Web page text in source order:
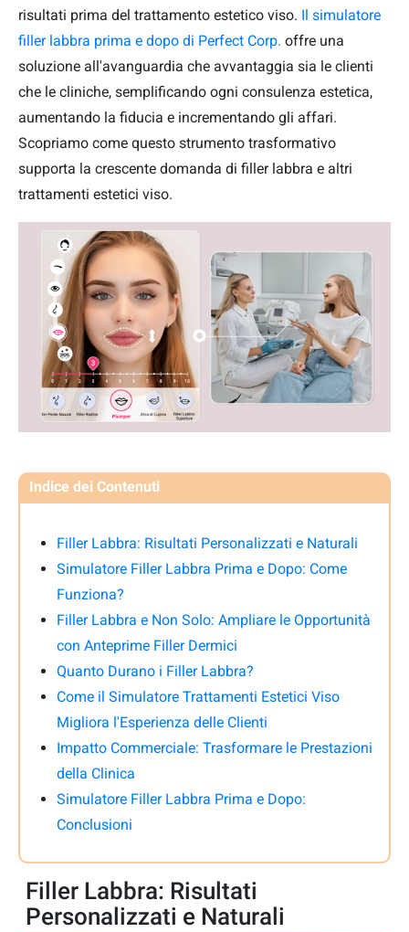
risultati prima del trattamento estetico viso. Il simulatore
filler labbra prima e dopo di Perfect Corp. offre una
soluzione all'avanguardia che avvantaggia sia le clienti
che le cliniche, semplificando ogni consulenza estetica,
aumentando la fiducia e incrementando gli affari.
Scopriamo come questo strumento trasformativo
supporta la crescente domanda di filler labbra e altri
trattamenti estetici viso.
Indice dei Contenuti
Filler Labbra: Risultati Personalizzati e Naturali
Simulatore Filler Labbra Prima e Dopo: Come
Funziona?
Filler Labbra e Non Solo: Ampliare le Opportunità
con Anteprime Filler Dermici
Quanto Durano i Filler Labbra?
Come il Simulatore Trattamenti Estetici Viso
Migliora l'Esperienza delle Clienti
Impatto Commerciale: Trasformare le Prestazioni
della Clinica
Simulatore Filler Labbra Prima e Dopo:
Conclusioni
Filler Labbra: Risultati
Personalizzati e Naturali